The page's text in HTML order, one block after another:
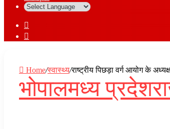
In
Home/स्वास्थ्य/राष्ट्रीय पिछड़ा वर्ग आयोग के
भोपालमध्य प्रदेश